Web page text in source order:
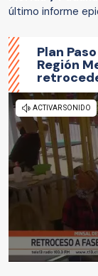
último informe
Plan
Región